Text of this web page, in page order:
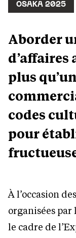
OSAKA 2025
Aborder
plus
codes
pour
À l’occasion des
organisées par
le cadre de